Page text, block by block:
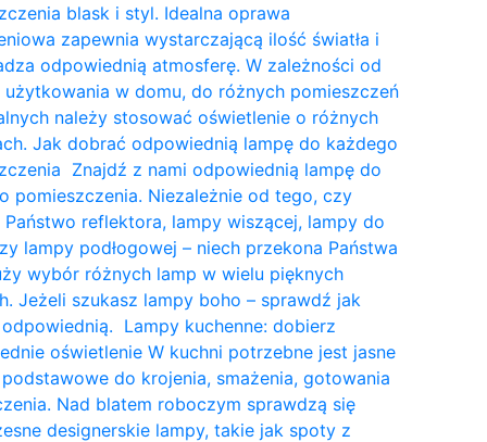
blask i styl. Idealna oprawa
zapewnia wystarczającą ilość światła i
odpowiednią atmosferę. W zależności od
użytkowania w domu, do różnych pomieszczeń
należy stosować oświetlenie o różnych
Jak dobrać odpowiednią lampę do każdego
Znajdź z nami odpowiednią lampę do
pomieszczenia. Niezależnie od tego, czy
Państwo reflektora, lampy wiszącej, lampy do
lampy podłogowej – niech przekona Państwa
wybór różnych lamp w wielu pięknych
Jeżeli szukasz lampy boho – sprawdź jak
Lampy kuchenne: dobierz
oświetlenie W kuchni potrzebne jest jasne
podstawowe do krojenia, smażenia, gotowania
Nad blatem roboczym sprawdzą się
designerskie lampy, takie jak spoty z